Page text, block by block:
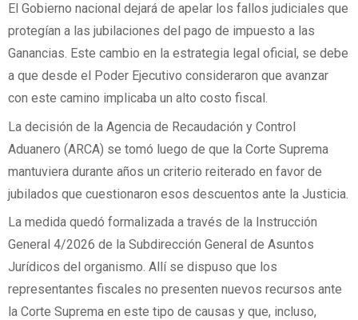
El Gobierno nacional dejará de apelar los fallos judiciales que
protegían a las jubilaciones del pago de impuesto a las
Ganancias. Este cambio en la estrategia legal oficial, se debe
a que desde el Poder Ejecutivo consideraron que avanzar
con este camino implicaba un alto costo fiscal.
La decisión de la Agencia de Recaudación y Control
Aduanero (ARCA) se tomó luego de que la Corte Suprema
mantuviera durante años un criterio reiterado en favor de
jubilados que cuestionaron esos descuentos ante la Justicia.
La medida quedó formalizada a través de la Instrucción
General 4/2026 de la Subdirección General de Asuntos
Jurídicos del organismo. Allí se dispuso que los
representantes fiscales no presenten nuevos recursos ante
la Corte Suprema en este tipo de causas y que, incluso,